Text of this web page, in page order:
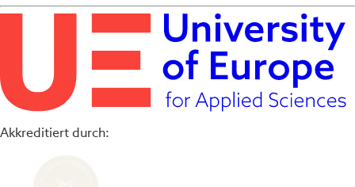
Akkreditiert durch: